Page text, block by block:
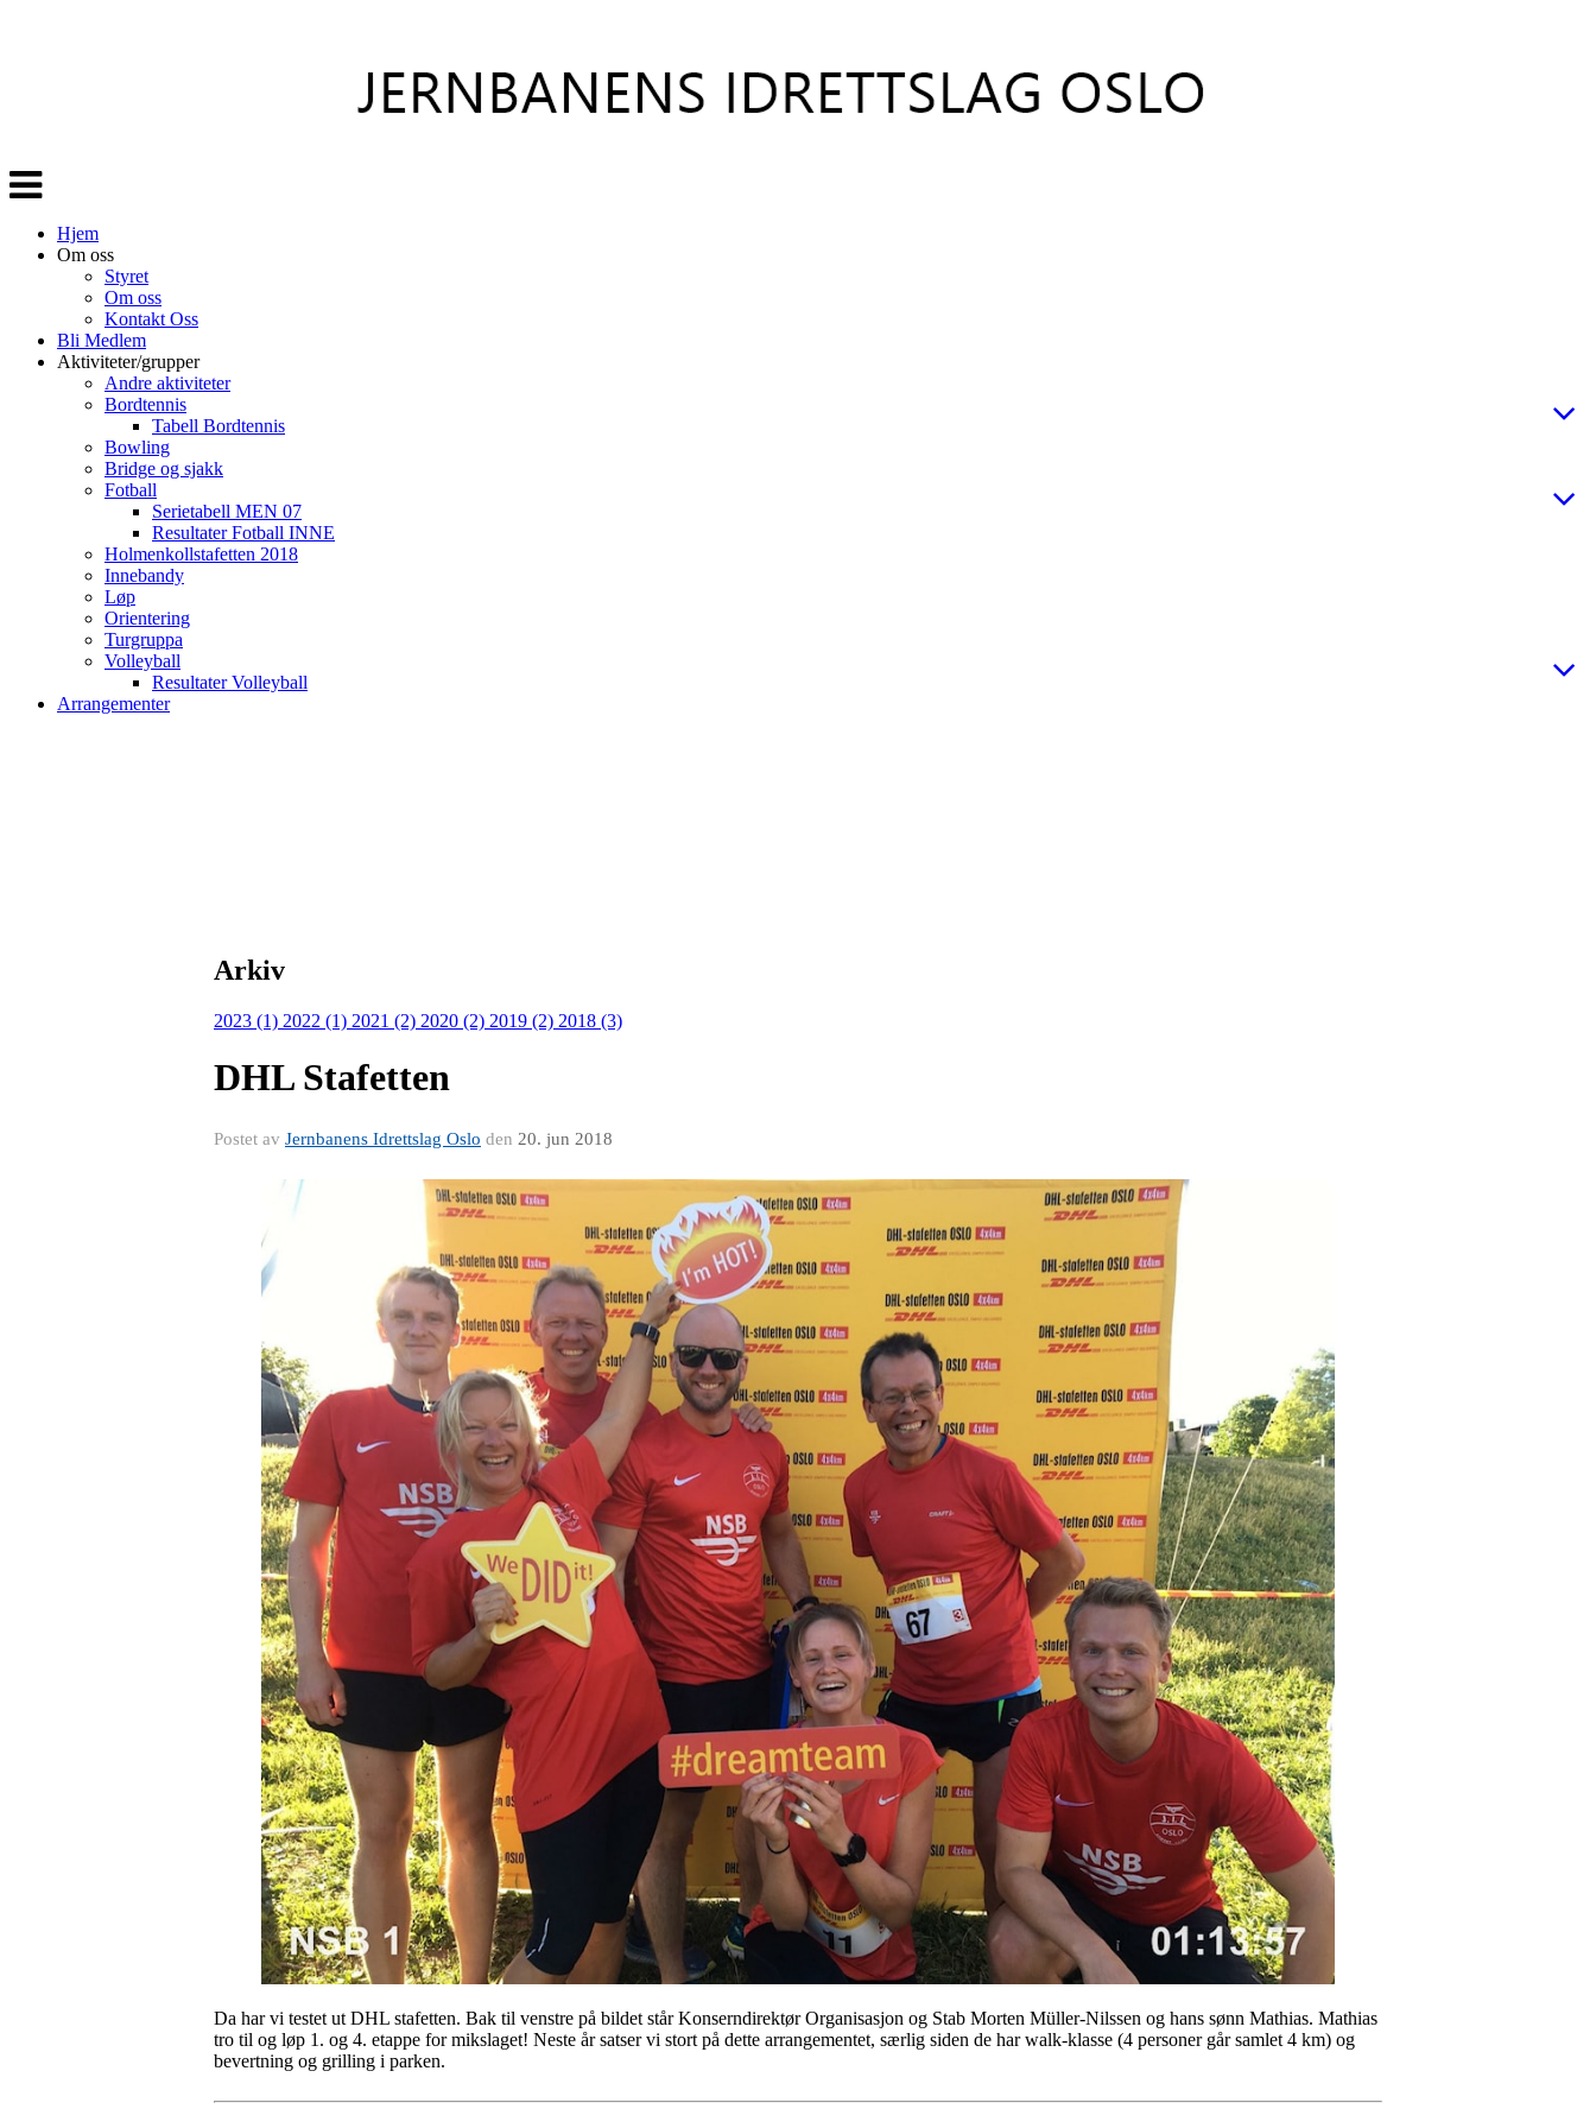
Veksle
navigasjon
Hjem
Om oss
Styret
Om oss
Kontakt Oss
Bli Medlem
Aktiviteter/grupper
Andre aktiviteter
Bordtennis
Tabell Bordtennis
Bowling
Bridge og sjakk
Fotball
Serietabell MEN 07
Resultater Fotball INNE
Holmenkollstafetten 2018
Innebandy
Løp
Orientering
Turgruppa
Volleyball
Resultater Volleyball
Arrangementer
Arkiv
2023 (1) 2022 (1) 2021 (2) 2020 (2) 2019 (2) 2018 (3)
DHL Stafetten
Postet av Jernbanens Idrettslag Oslo den 20. jun 2018
Da har vi testet ut DHL stafetten. Bak til venstre på bildet står Konserndirektør Organisasjon og Stab Morten Müller-Nilssen og hans sønn Mathias. Mathias
tro til og løp 1. og 4. etappe for mikslaget! Neste år satser vi stort på dette arrangementet, særlig siden de har walk-klasse (4 personer går samlet 4 km) og
bevertning og grilling i parken.